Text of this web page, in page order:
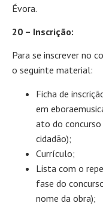
Évora.
20 – Inscrição:
Para se inscrever no
o seguinte material:
Ficha de
em
ato do
cidadão);
Currículo;
Lista com o
fase do
nome da obra);